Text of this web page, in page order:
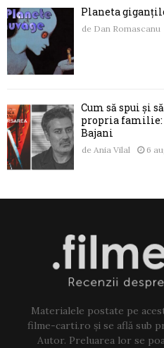
Planeta
de Dan Romascanu
Cum să spui și
propria familie:
Bajani
de Ania Vilal 6
Materialele postate pe
filme-carti.ro și se află sub
Autor. Preluarea lor se